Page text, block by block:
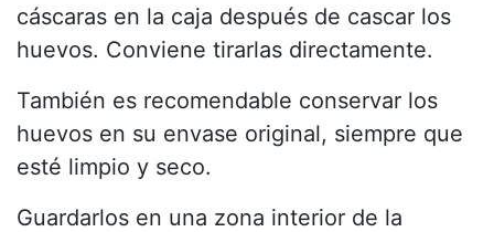
cáscaras en la caja después de cascar los
huevos. Conviene tirarlas directamente.
También es recomendable conservar los
huevos en su envase original, siempre que
esté limpio y seco.
Guardarlos en una zona interior de la